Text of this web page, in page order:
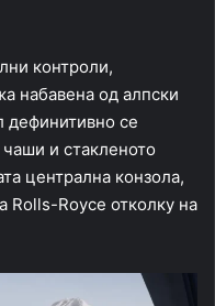
контроли,
набавена од алпски
дефинитивно се
и стакленото
централна конзола,
Rolls-Royce отколку на